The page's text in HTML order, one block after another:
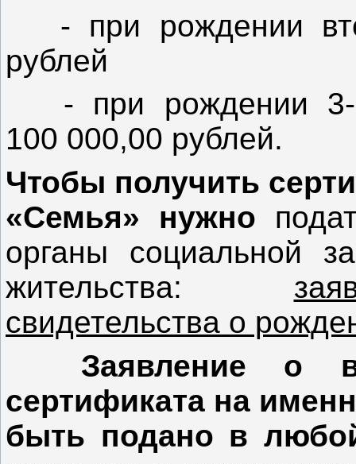
- при рождении
рублей
- при рождении 3-
100 000,00 рублей.
Чтобы получить
«Семья» нужно
органы социальной
жительства:
свидетельства о
Заявление о
сертификата на
быть подано в